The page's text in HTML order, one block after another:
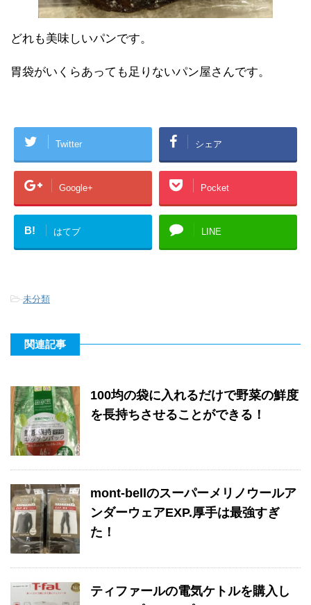
どれも美味しいパンです。
胃袋がいくらあっても足りないパン屋さんです。
Twitter シェア
Google+ Pocket
B! はてブ LINE
-未分類
関連記事
100均の袋に入れるだけで野菜の鮮度
を長持ちさせることができる！
mont-bellのスーパーメリノウールア
ンダーウェアEXP.厚手は最強すぎ
た！
ティファールの電気ケトルを購入し